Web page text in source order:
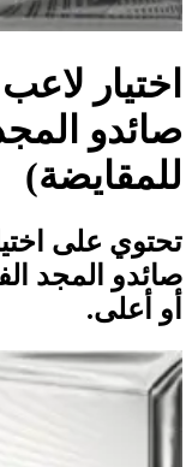
للمقايضة)
أو أعلى.